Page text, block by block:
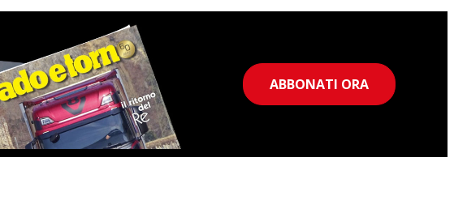
ABBONATI ORA